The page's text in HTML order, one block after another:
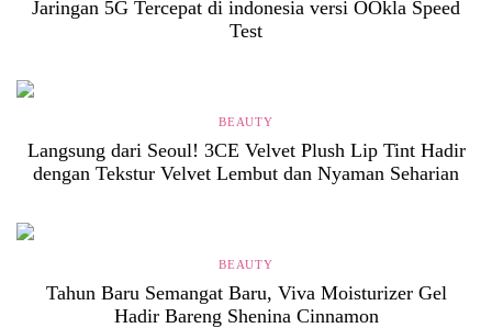
Jaringan 5G Tercepat di indonesia versi OOkla Speed
Test
BEAUTY
Langsung dari Seoul! 3CE Velvet Plush Lip Tint Hadir
dengan Tekstur Velvet Lembut dan Nyaman Seharian
BEAUTY
Tahun Baru Semangat Baru, Viva Moisturizer Gel
Hadir Bareng Shenina Cinnamon